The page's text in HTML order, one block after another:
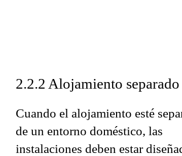
Cuando el alojamiento esté
de un entorno doméstico, las
instalaciones deben estar
2.2.2 Alojamiento separado